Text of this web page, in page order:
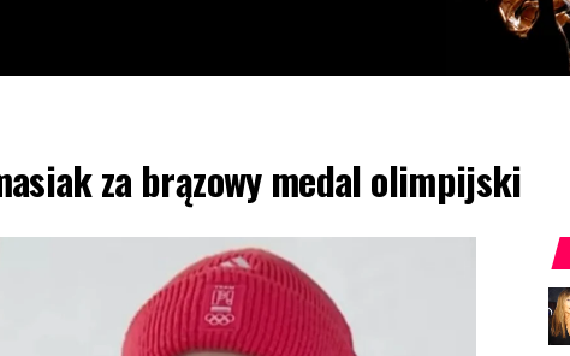
za brązowy medal olimpijski